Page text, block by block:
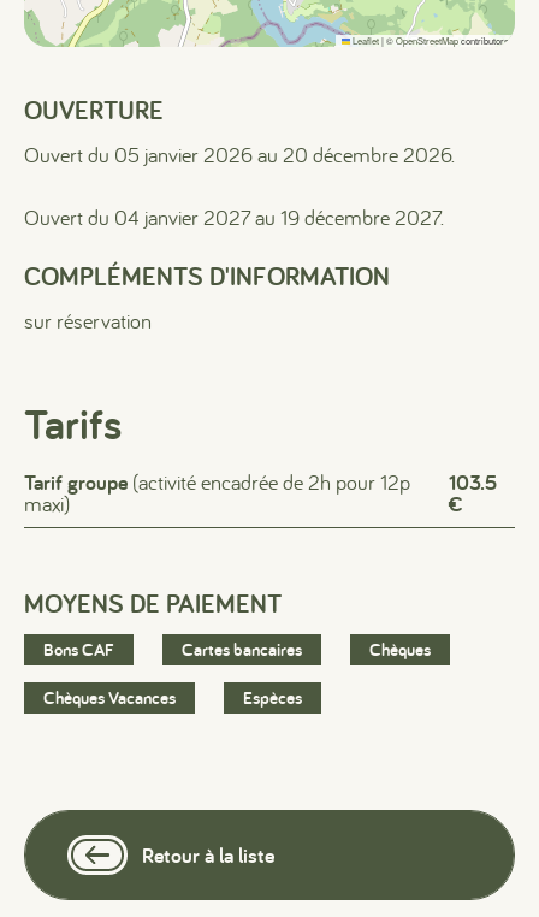
Leaflet|©OpenStreetMapcontributors
OUVERTURE
Ouvert du 05 janvier 2026 au 20 décembre 2026.
Ouvert du 04 janvier 2027 au 19 décembre 2027.
COMPLÉMENTS D'INFORMATION
sur réservation
Tarifs
Tarif groupe (activité encadrée de 2h pour 12p
maxi)
103.5
€
MOYENS DE PAIEMENT
Bons CAF Cartes bancaires Chèques
Chèques Vacances Espèces
Retour à la liste